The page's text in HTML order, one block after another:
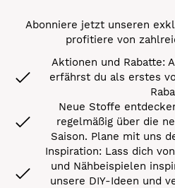
Abonniere jetzt unseren
profitiere von
Aktionen und Rabatte:
erfährst du als erstes
Neue Stoffe
regelmäßig über die
Saison. Plane mit uns
Inspiration: Lass dich
und Nähbeispielen
unsere DIY-Ideen und